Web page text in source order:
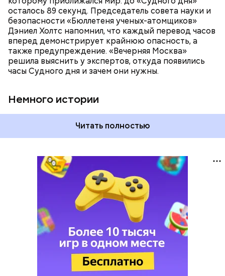
осталось 89 секунд. Председатель совета науки и
безопасности «Бюллетеня ученых-атомщиков»
Дэниел Холтс напомнил, что каждый перевод часов
вперед демонстрирует крайнюю опасность, а
также предупреждение. «Вечерняя Москва»
решила выяснить у экспертов, откуда появились
часы Судного дня и зачем они нужны.
Немного истории
время — без двух минут полночь. Вторая холодная
война между США и уже Россией стала обыденным
предметом обсуждения для аналитиков со всего
мира. Но, помимо перспективы отправиться в
«атомный рай», с 2007 года на стрелку часов
влияет еще одна глобальная угроза —
климатические изменения.
Читать полностью